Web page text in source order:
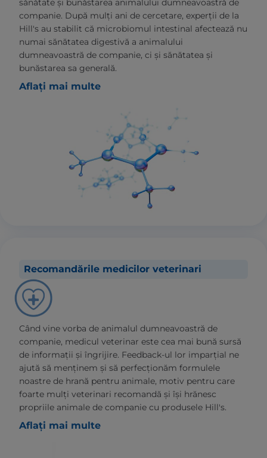
sănătate și bunăstarea animalului dumneavoastră de
companie. După mulți ani de cercetare, experții de la
Hill's au stabilit că microbiomul intestinal afectează nu
numai sănătatea digestivă a animalului
dumneavoastră de companie, ci și sănătatea și
bunăstarea sa generală.
Aflați mai multe
Recomandările medicilor veterinari
Când vine vorba de animalul dumneavoastră de
companie, medicul veterinar este cea mai bună sursă
de informații și îngrijire. Feedback-ul lor imparțial ne
ajută să menținem și să perfecționăm formulele
noastre de hrană pentru animale, motiv pentru care
foarte mulți veterinari recomandă și își hrănesc
propriile animale de companie cu produsele Hill's.
Aflați mai multe